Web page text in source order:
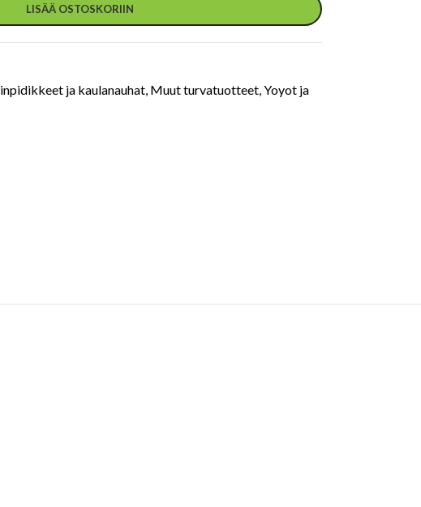
LISÄÄ OSTOSKORIIN
ja kaulanauhat, Muut turvatuotteet,Yoyot ja